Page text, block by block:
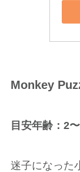
Monkey
目安年齢：2
迷子になった